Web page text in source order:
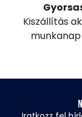
Kiszállítás